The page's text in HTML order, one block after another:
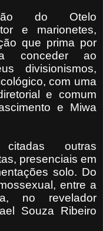
do Otelo
e marionetes,
que prima por
conceder ao
divisionismos,
com uma
e comum
e Miwa
outras
presenciais em
solo. Do
entre a
no revelador
Souza Ribeiro